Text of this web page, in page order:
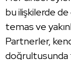
bu ilişkilerde
temas ve
Partnerler,
doğrultusunda